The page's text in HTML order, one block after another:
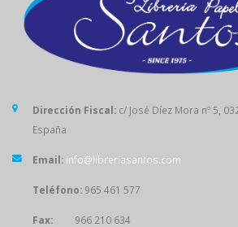
Dirección Fiscal: c/ José Díez Mora nº 5,
España
Email: info@libreriasantos.com
Teléfono: 965 461 577
Fax: 966 210 634